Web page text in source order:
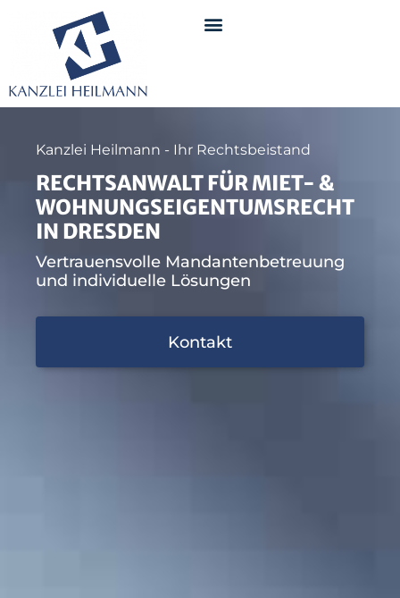
Kanzlei Heilmann - Ihr Rechtsbeistand
RECHTSANWALT FÜR MIET- &
WOHNUNGSEIGENTUMSRECHT
IN DRESDEN
Vertrauensvolle Mandantenbetreuung
und individuelle Lösungen
Kontakt